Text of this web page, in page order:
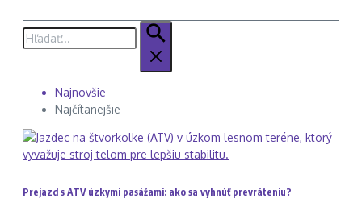
Hľadať:
Najnovšie
Najčítanejšie
Prejazd s ATV úzkymi pasážami: ako sa vyhnúť prevráteniu?